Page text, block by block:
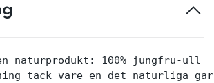
naturprodukt: 100% jungfru-ull
tack vare en det naturliga